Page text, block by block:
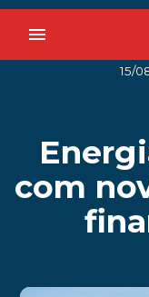
menu
15/
com